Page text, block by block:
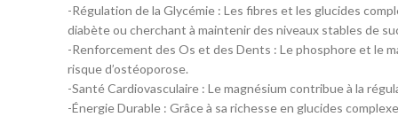
-Régulation de la Glycémie : Les fibres et les glucides
diabète ou cherchant à maintenir des niveaux stables de
-Renforcement des Os et des Dents : Le phosphore et le
risque d’ostéoporose.
-Santé Cardiovasculaire : Le magnésium contribue à la
-Énergie Durable : Grâce à sa richesse en glucides